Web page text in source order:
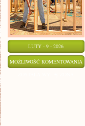
LUTY - 9 - 2026
MOŻLIWOŚĆ KOMENTOWANIA